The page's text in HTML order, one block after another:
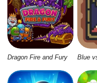
Dragon Fire and Fury Blue